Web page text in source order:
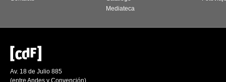
Mediateca
Av. 18 de Julio 885
(entre Andes y Convención)